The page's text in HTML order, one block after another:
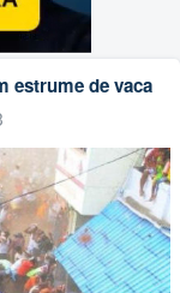
estrume de vaca